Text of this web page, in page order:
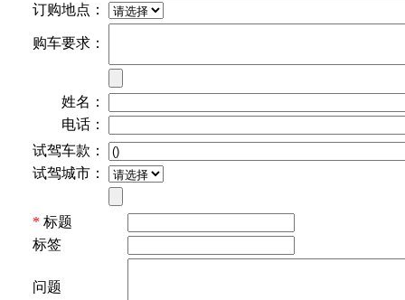
订购地点：
购车要求：
姓名：
电话：
试驾车款：
试驾城市：
* 标题
标签
问题